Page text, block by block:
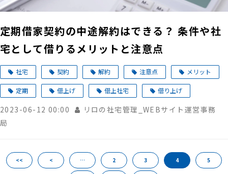
定期借家契約の中途解約はできる？ 条件や社
宅として借りるメリットと注意点
社宅 契約 解約 注意点 メリット
定期 借上げ 借上社宅 借り上げ
2023-06-12 00:00
リロの社宅管理_WEBサイト運営事務
局
<< < … 2 3 4 5